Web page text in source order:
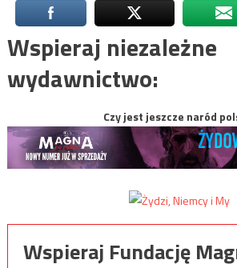
Wspieraj niezależne
wydawnictwo:
Czy jest jeszcze naród
Wspieraj Fundację